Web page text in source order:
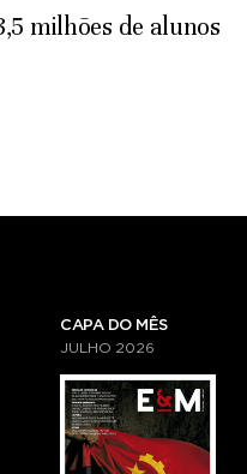
milhões de alunos
CAPA DO MÊS
JULHO 2026